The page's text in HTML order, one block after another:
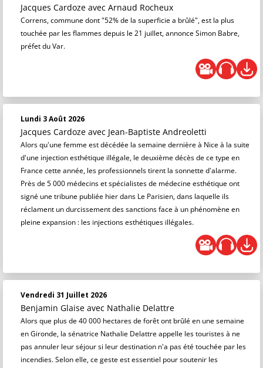
Jacques Cardoze avec Arnaud Rocheux
Correns, commune dont "52% de la superficie a brûlé", est la plus
touchée par les flammes depuis le 21 juillet, annonce Simon Babre,
préfet du Var.
Lundi 3 Août 2026
Jacques Cardoze avec Jean-Baptiste Andreoletti
Alors qu'une femme est décédée la semaine dernière à Nice à la suite
d'une injection esthétique illégale, le deuxième décès de ce type en
France cette année, les professionnels tirent la sonnette d'alarme.
Près de 5 000 médecins et spécialistes de médecine esthétique ont
signé une tribune publiée hier dans Le Parisien, dans laquelle ils
réclament un durcissement des sanctions face à un phénomène en
pleine expansion : les injections esthétiques illégales.
Vendredi 31 Juillet 2026
Benjamin Glaise avec Nathalie Delattre
Alors que plus de 40 000 hectares de forêt ont brûlé en une semaine
en Gironde, la sénatrice Nathalie Delattre appelle les touristes à ne
pas annuler leur séjour si leur destination n'a pas été touchée par les
incendies. Selon elle, ce geste est essentiel pour soutenir les